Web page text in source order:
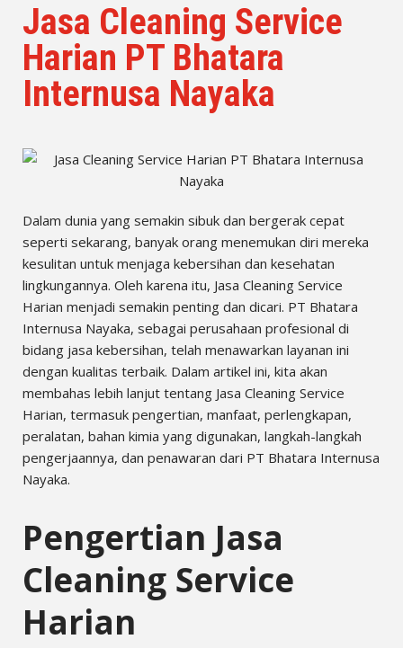
Jasa Cleaning Service
Harian PT Bhatara
Internusa Nayaka
Dalam dunia yang semakin sibuk dan bergerak cepat
seperti sekarang, banyak orang menemukan diri mereka
kesulitan untuk menjaga kebersihan dan kesehatan
lingkungannya. Oleh karena itu, Jasa Cleaning Service
Harian menjadi semakin penting dan dicari. PT Bhatara
Internusa Nayaka, sebagai perusahaan profesional di
bidang jasa kebersihan, telah menawarkan layanan ini
dengan kualitas terbaik. Dalam artikel ini, kita akan
membahas lebih lanjut tentang Jasa Cleaning Service
Harian, termasuk pengertian, manfaat, perlengkapan,
peralatan, bahan kimia yang digunakan, langkah-langkah
pengerjaannya, dan penawaran dari PT Bhatara Internusa
Nayaka.
Pengertian Jasa
Cleaning Service
Harian